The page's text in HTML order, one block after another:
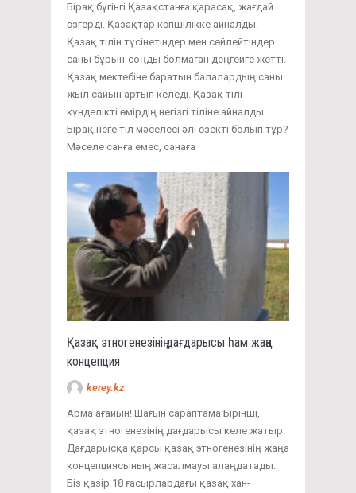
Бірақ бүгінгі Қазақстанға қарасақ, жағдай
өзгерді. Қазақтар көпшілікке айналды.
Қазақ тілін түсінетіндер мен сөйлейтіндер
саны бұрын-соңды болмаған деңгейге жетті.
Қазақ мектебіне баратын балалардың саны
жыл сайын артып келеді. Қазақ тілі
күнделікті өмірдің негізгі тіліне айналды.
Бірақ неге тіл мәселесі әлі өзекті болып тұр?
Мәселе санға емес, санаға
Қазақ этногенезінің дағдарысы һам жаңа
концепция
kerey.kz
Арма ағайын! Шағын сараптама Бірінші,
қазақ этногенезінің дағдарысы келе жатыр.
Дағдарысқа қарсы қазақ этногенезінің жаңа
концепциясының жасалмауы алаңдатады.
Біз қазір 18 ғасырлардағы қазақ хан-